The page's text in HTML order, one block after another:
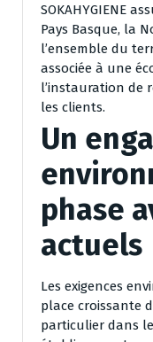
SOKAHYGIENE
Pays Basque, la
l’ensemble du
associée à une
l’instauration de
les clients.
Un
phase
actuels
Les exigences
place croissante
particulier dans